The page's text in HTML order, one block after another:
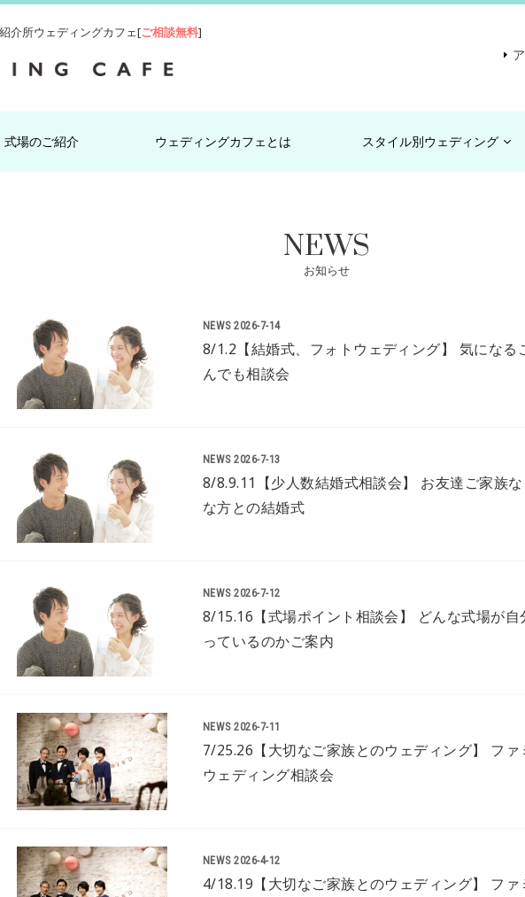
介所ウェディングカフェ[ご相談無料]
式場のご紹介 ウェディングカフェとは スタイル別ウェディング
NEWS
お知らせ
NEWS2026-7-14
8/1.2【結婚式、フォトウェディング】 気になる
んでも相談会
NEWS2026-7-13
8/8.9.11【少人数結婚式相談会】 お友達ご家族
な方との結婚式
NEWS2026-7-12
8/15.16【式場ポイント相談会】 どんな式場が自
っているのかご案内
NEWS2026-7-11
7/25.26【大切なご家族とのウェディング】 ファ
ウェディング相談会
NEWS2026-4-12
4/18.19【大切なご家族とのウェディング】 ファ